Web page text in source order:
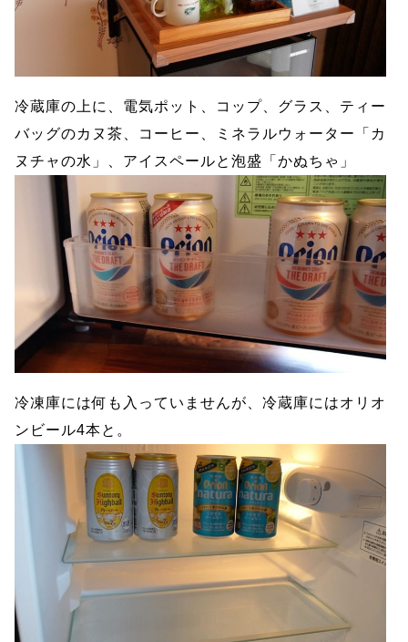
冷蔵庫の上に、電気ポット、コップ、グラス、ティー
バッグのカヌ茶、コーヒー、ミネラルウォーター「カ
ヌチャの水」、アイスペールと泡盛「かぬちゃ」
冷凍庫には何も入っていませんが、冷蔵庫にはオリオ
ンビール4本と。